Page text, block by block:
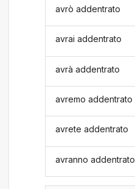
avrò addentrato
avrai addentrato
avrà addentrato
avremo addentrato
avrete addentrato
avranno addentrato